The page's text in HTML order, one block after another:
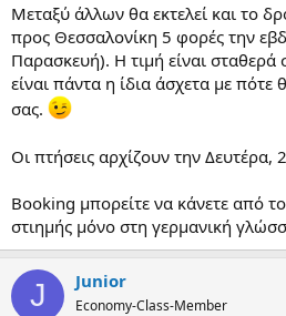
r
μ
ι
ο
υ
α
Μεταξύ άλλων θα εκτελεί και το
προς Θεσσαλονίκη 5 φορές την
Παρασκευή). Η τιμή είναι
είναι πάντα η ίδια άσχετα με πότε
σας.
Οι πτήσεις αρχίζουν την Δευτέρα,
Booking μπορείτε να κάνετε από το
στιημής μόνο στη γερμανική
J Junior
Economy-Class-Member